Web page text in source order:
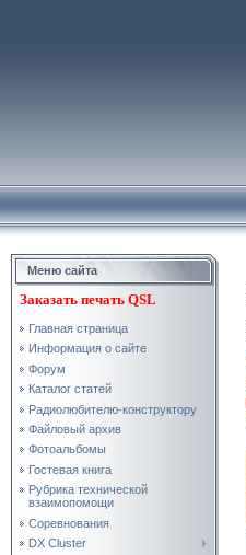
Меню сайта
Заказать печать QSL
Главная страница
Информация о сайте
Форум
Каталог статей
Радиолюбителю-конструктору
Файловый архив
Фотоальбомы
Гостевая книга
Рубрика технической
взаимопомощи
Соревнования
DX Cluster